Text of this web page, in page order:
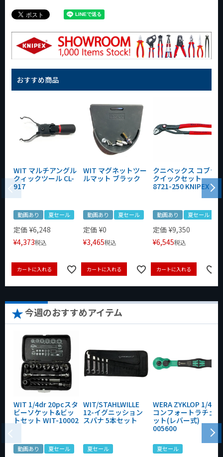
おすすめ商品
WIT マルチアングル
クィックツール CL-
917
動画あり 夏セール
定価 ¥6,248
¥4,373税込
カートに入れる
WIT マグネットツー
ルマット ブラック
動画あり 夏セール
定価 ¥0
¥3,465税込
カートに入れる
クニペックス コブラ
クイックセット
8721-250 KNIPEX
動画あり 夏セール
定価 ¥9,350
¥6,545税込
カートに入れる
今週のおすすめアイテム
WIT 1/4dr 20pcスタ
ビーソケット&ビッ
トセット WIT-10002
動画あり 夏セール
WIT/STAHLWILLE
12-イグニッション
スパナ 5本セット
夏セール
WERA ZYKLOP 1/4"
コンフォートラチェ
ット(レバー式)
005600
夏セール